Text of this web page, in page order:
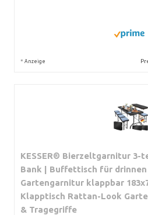
* Anzeige
KESSER® Bierzeltgarnitur 3-
Bank | Buffettisch für drinnen
Gartengarnitur klappbar
Klapptisch Rattan-Look
& Tragegriffe